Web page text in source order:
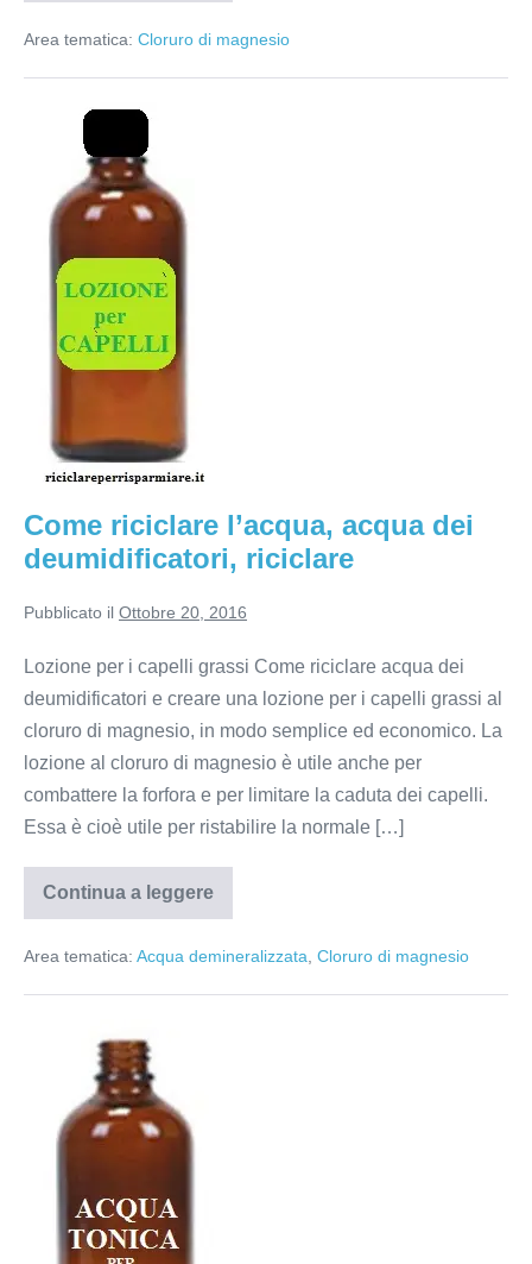
pelle
Area tematica: Cloruro di magnesio
riciclare
l’acqua,
acqua
deumidificatori,
Come riciclare l’acqua, acqua dei
deumidificatori, riciclare
Pubblicato il Ottobre 20, 2016
Lozione per i capelli grassi Come riciclare acqua dei
deumidificatori e creare una lozione per i capelli grassi al
cloruro di magnesio, in modo semplice ed economico. La
lozione al cloruro di magnesio è utile anche per
combattere la forfora e per limitare la caduta dei capelli.
Essa è cioè utile per ristabilire la normale […]
Continua a leggere
Come
riciclare
acqua
deumidificatori,
Area tematica: Acqua demineralizzata Cloruro di magnesio